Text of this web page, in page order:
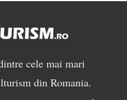
cele mai mari
din Romania.